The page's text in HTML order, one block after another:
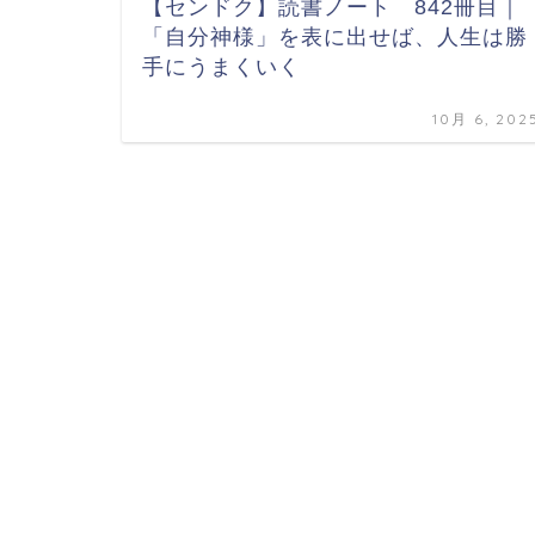
【センドク】読書ノート 842冊目｜
「自分神様」を表に出せば、人生は勝
手にうまくいく
10月 6,